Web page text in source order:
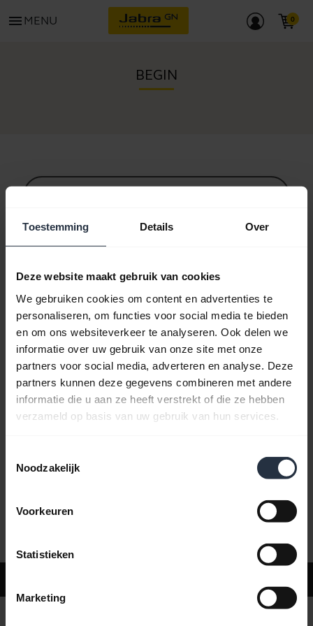
Toestemming Details Over
Deze website maakt gebruik van cookies
We gebruiken cookies om content en advertenties te
personaliseren, om functies voor social media te bieden
en om ons websiteverkeer te analyseren. Ook delen we
informatie over uw gebruik van onze site met onze
partners voor social media, adverteren en analyse. Deze
partners kunnen deze gegevens combineren met andere
informatie die u aan ze heeft verstrekt of die ze hebben
verzameld op basis van uw gebruik van hun services.
Noodzakelijk
Voorkeuren
Statistieken
Marketing
menu MENU
BEGIN
Bluetooth-koppelgids
Veelgestelde vragen
Productdocumenten